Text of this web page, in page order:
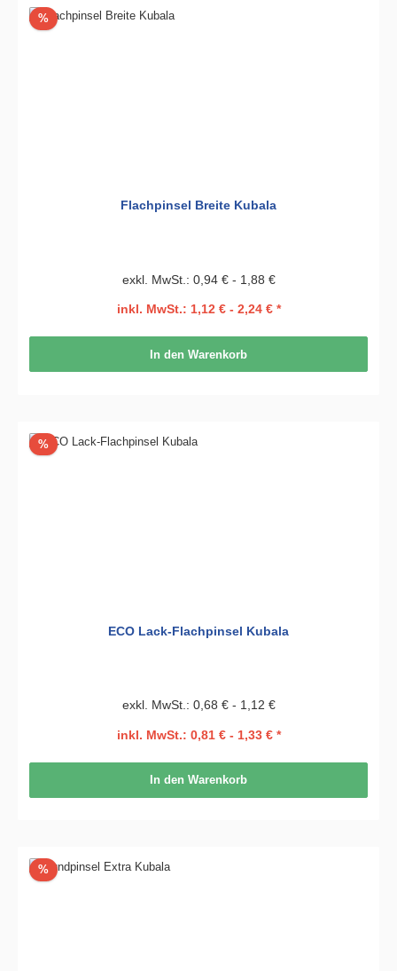
%Rabatt
Flachpinsel Breite Kubala
exkl. MwSt.: 0,94 € - 1,88 €
inkl. MwSt.: 1,12 € - 2,24 € *
In den Warenkorb
%Rabatt
ECO Lack-Flachpinsel Kubala
exkl. MwSt.: 0,68 € - 1,12 €
inkl. MwSt.: 0,81 € - 1,33 € *
In den Warenkorb
%Rabatt